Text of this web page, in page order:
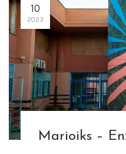
10
2023
Marioiks –